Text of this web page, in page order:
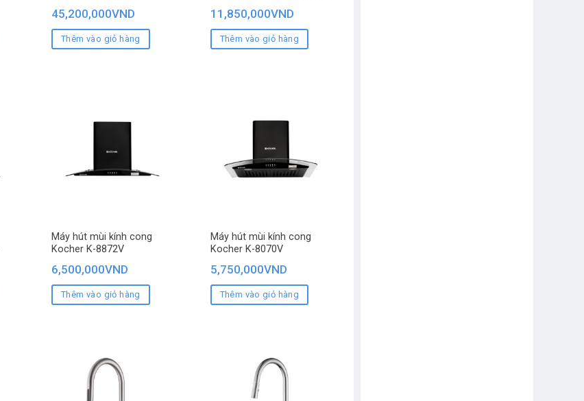
45,200,000VND
Thêm vào giỏ hàng
11,850,000VND
Thêm vào giỏ hàng
Máy hút mùi kính cong
Kocher K-8872V
6,500,000VND
Thêm vào giỏ hàng
Máy hút mùi kính cong
Kocher K-8070V
5,750,000VND
Thêm vào giỏ hàng